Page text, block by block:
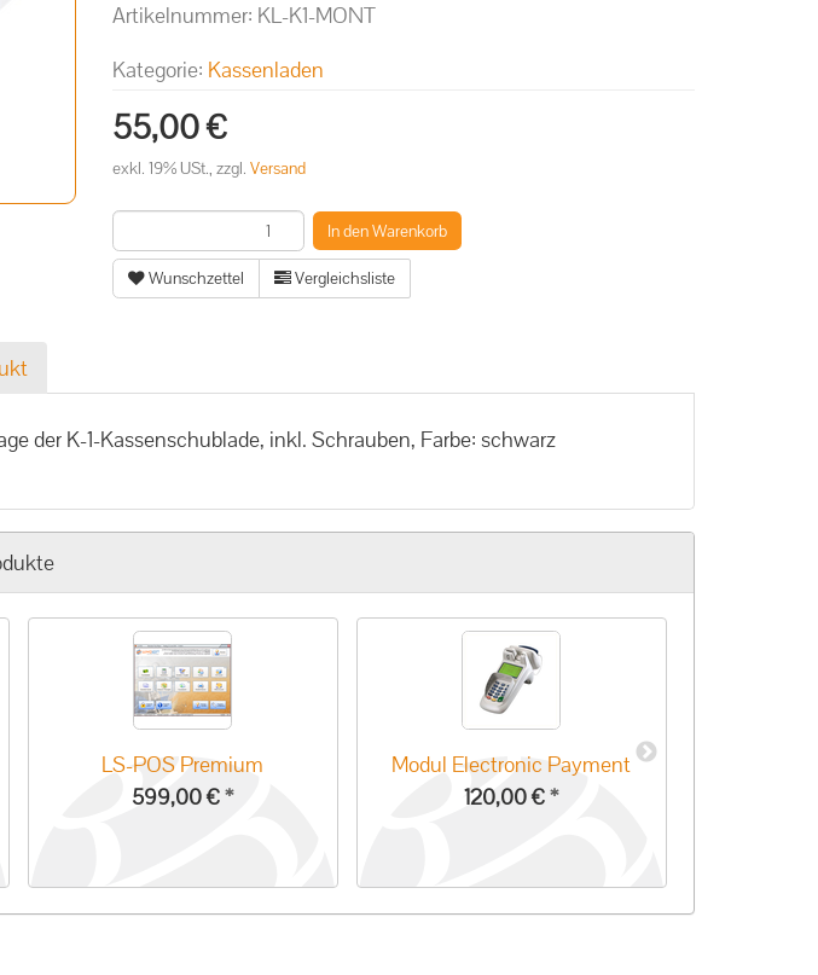
Artikelnummer: KL-K1-MONT
Kategorie: Kassenladen
55,00 €
exkl. 19% USt., zzgl.Versand
In den Warenkorb
Wunschzettel Vergleichsliste
der K-1-Kassenschublade, inkl. Schrauben, Farbe: schwarz
LS-POS Premium
599,00 €*
Modul Electronic Payment
120,00 €*